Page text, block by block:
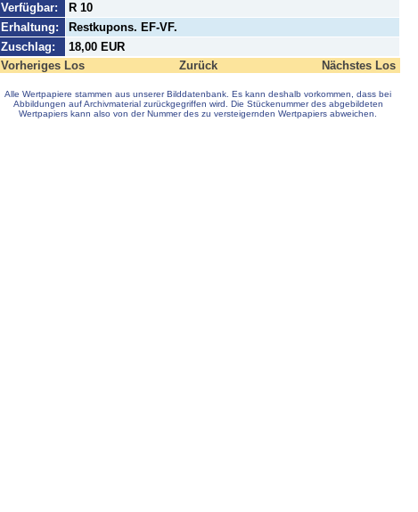
Verfügbar:
R 10
Erhaltung:
Restkupons. EF-VF.
Zuschlag:
18,00 EUR
Vorheriges Los
Zurück Nächstes Los
Alle Wertpapiere stammen aus unserer Bilddatenbank. Es kann deshalb vorkommen, dass bei
Abbildungen auf Archivmaterial zurückgegriffen wird. Die Stückenummer des abgebildeten
Wertpapiers kann also von der Nummer des zu versteigernden Wertpapiers abweichen.